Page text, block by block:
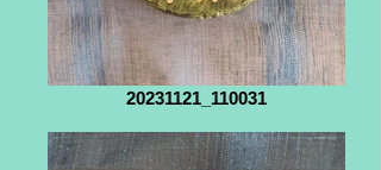
20231121_110031